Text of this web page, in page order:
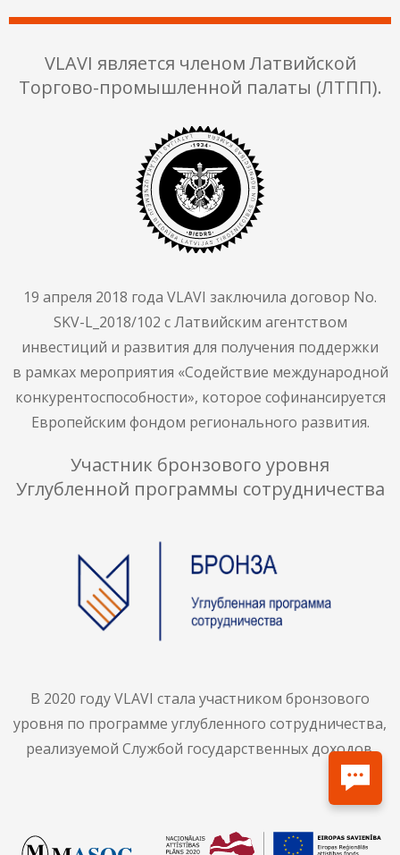
VLAVI является членом Латвийской
Торгово-промышленной палаты (ЛТПП).
19 апреля 2018 года VLAVI заключила договор No.
SKV-L_2018/102 с Латвийским агентством
инвестиций и развития для получения поддержки
в рамках мероприятия «Содействие международной
конкурентоспособности», которое софинансируется
Европейским фондом регионального развития.
Участник бронзового уровня
Углубленной программы сотрудничества
В 2020 году VLAVI стала участником бронзового
уровня по программе углубленного сотрудничества,
реализуемой Службой государственных доходов.